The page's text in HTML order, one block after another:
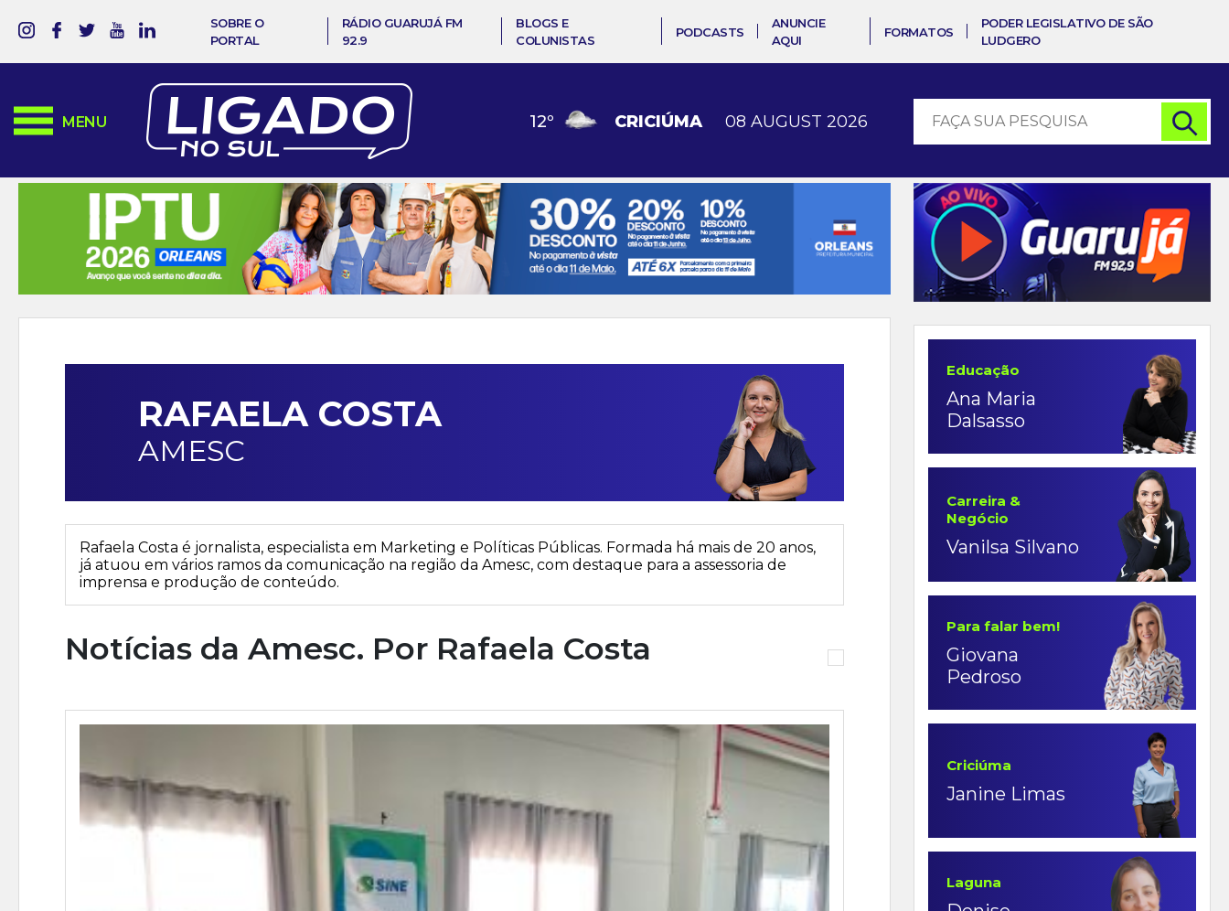
SOBRE O
PORTAL
RÁDIO GUARUJÁ FM
92.9
BLOGS E
COLUNISTAS
PODCASTS
ANUNCIE
AQUI
FORMATOS
PODER LEGISLATIVO DE SÃO
LUDGERO
MENU 12º CRICIÚMA 08 AUGUST 2026
RAFAELA COSTA
AMESC
Rafaela Costa é jornalista, especialista em Marketing e Políticas Públicas. Formada há mais de 20 anos,
já atuou em vários ramos da comunicação na região da Amesc, com destaque para a assessoria de
imprensa e produção de conteúdo.
Notícias da Amesc. Por Rafaela Costa
Educação
Ana Maria
Dalsasso
Carreira &
Negócio
Vanilsa Silvano
Para falar bem!
Giovana
Pedroso
Criciúma
Janine Limas
Laguna